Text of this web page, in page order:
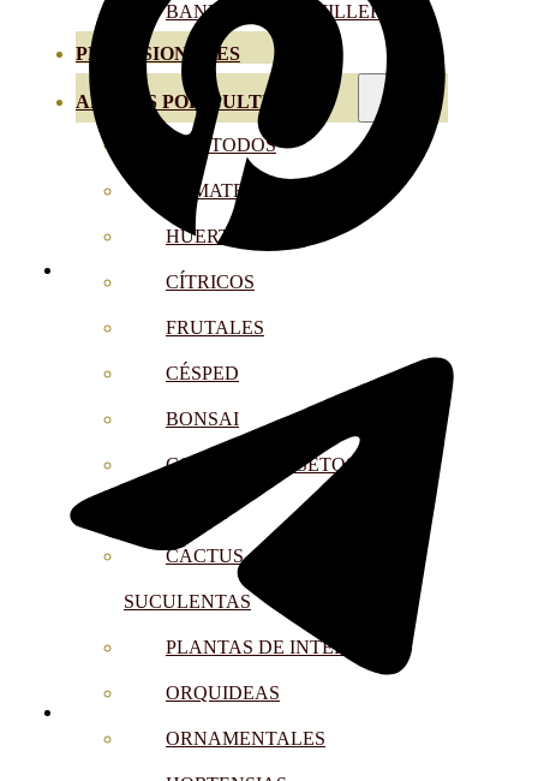
BANDEJAS Y SEMILLEROS
PROFESIONALES
ABONOS POR CULTIVO
VER TODOS
TOMATES
HUERTO
CÍTRICOS
FRUTALES
CÉSPED
BONSAI
CONÍFERAS Y SETOS
CACTUS, CRASAS Y
SUCULENTAS
PLANTAS DE INTERIOR
ORQUIDEAS
ORNAMENTALES